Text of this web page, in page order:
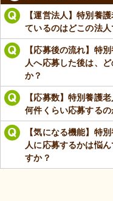
【運営法人】特別養
ているのはどこの法人
【応募後の流れ】特
人へ応募した後は、
か？
【応募数】特別養護
何件くらい応募するの
【気になる機能】特
人に応募するかは悩
すか？